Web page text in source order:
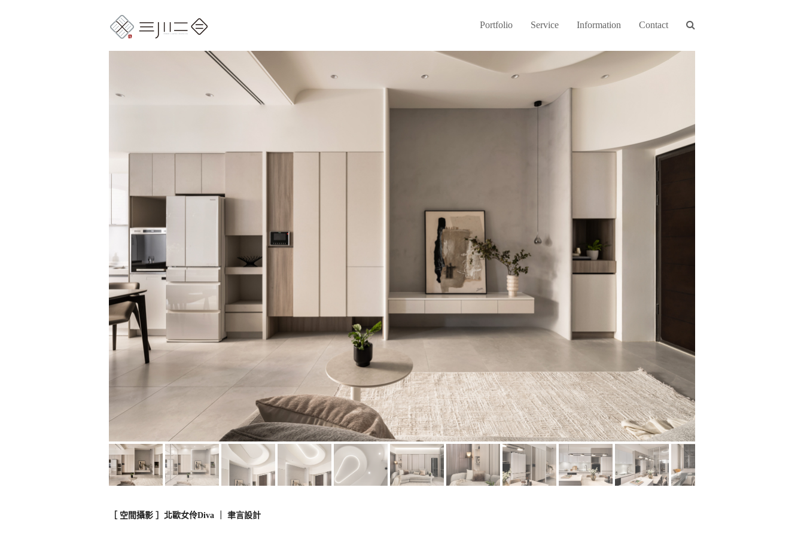
Portfolio Service Information Contact
［ 空間攝影 ］北歐女伶Diva ｜ 聿言設計